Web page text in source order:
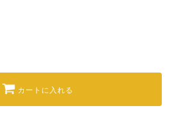
カートに入れる